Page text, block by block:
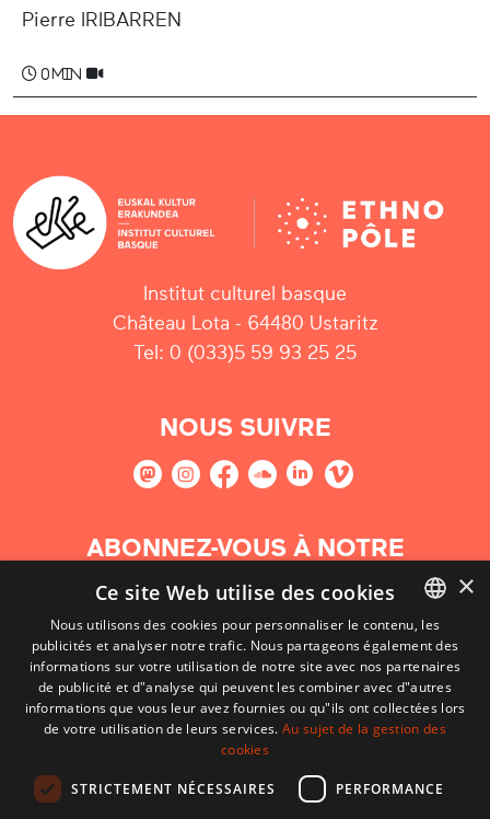
Pierre IRIBARREN
0 min
Institut culturel basque
Château Lota - 64480 Ustaritz
Tel: 0 (033)5 59 93 25 25
NOUS SUIVRE
ABONNEZ-VOUS À NOTRE
NEWSLETTER
S'abonner
BASQUE
FRENCH
×
Ce site Web utilise des cookies
Nous utilisons des cookies pour personnaliser le contenu, les
publicités et analyser notre trafic. Nous partageons également des
informations sur votre utilisation de notre site avec nos partenaires
de publicité et d"analyse qui peuvent les combiner avec d"autres
informations que vous leur avez fournies ou qu"ils ont collectées lors
de votre utilisation de leurs services.Au sujet de la gestion des
cookies
STRICTEMENT NÉCESSAIRES PERFORMANCE